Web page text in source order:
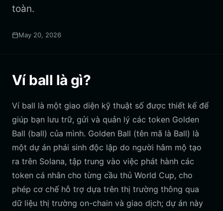
toàn.
May 20, 2026
Ví ball là gì?
Ví ball là một giao diện kỹ thuật số được thiết kế để
giúp bạn lưu trữ, gửi và quản lý các token Golden
Ball (ball) của mình. Golden Ball (tên mã là Ball) là
một dự án phái sinh độc lập do người hâm mộ tạo
ra trên Solana, tập trung vào việc phát hành các
token cá nhân cho từng cầu thủ World Cup, cho
phép cơ chế hỗ trợ dựa trên thị trường thông qua
dữ liệu thị trường on-chain và giao dịch; dự án này